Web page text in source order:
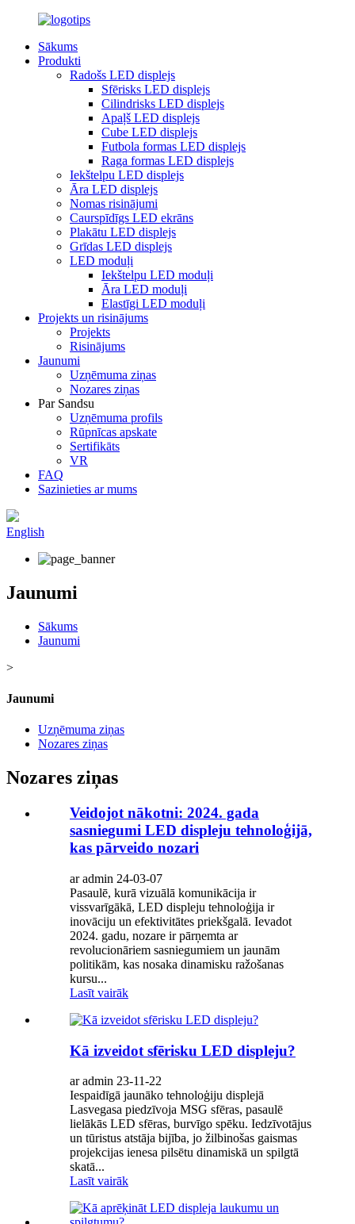
Sākums
Produkti
Radošs LED displejs
Sfērisks LED displejs
Cilindrisks LED displejs
Apaļš LED displejs
Cube LED displejs
Futbola formas LED displejs
Raga formas LED displejs
Iekštelpu LED displejs
Āra LED displejs
Nomas risinājumi
Caurspīdīgs LED ekrāns
Plakātu LED displejs
Grīdas LED displejs
LED moduļi
Iekštelpu LED moduļi
Āra LED moduļi
Elastīgi LED moduļi
Projekts un risinājums
Projekts
Risinājums
Jaunumi
Uzņēmuma ziņas
Nozares ziņas
Par Sandsu
Uzņēmuma profils
Rūpnīcas apskate
Sertifikāts
VR
FAQ
Sazinieties ar mums
English
Jaunumi
Sākums
Jaunumi
>
Jaunumi
Uzņēmuma ziņas
Nozares ziņas
Nozares ziņas
Veidojot nākotni: 2024. gada
sasniegumi LED displeju tehnoloģijā,
kas pārveido nozari
ar admin 24-03-07
Pasaulē, kurā vizuālā komunikācija ir
vissvarīgākā, LED displeju tehnoloģija ir
inovāciju un efektivitātes priekšgalā. Ievadot
2024. gadu, nozare ir pārņemta ar
revolucionāriem sasniegumiem un jaunām
politikām, kas nosaka dinamisku ražošanas
kursu...
Lasīt vairāk
Kā izveidot sfērisku LED displeju?
ar admin 23-11-22
Iespaidīgā jaunāko tehnoloģiju displejā
Lasvegasa piedzīvoja MSG sfēras, pasaulē
lielākās LED sfēras, burvīgo spēku. Iedzīvotājus
un tūristus atstāja bijība, jo žilbinošas gaismas
projekcijas ienesa pilsētu dinamiskā un spilgtā
skatā...
Lasīt vairāk